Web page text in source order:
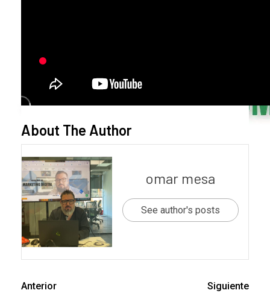
About The Author
omar mesa
See author's posts
Anterior
Siguiente